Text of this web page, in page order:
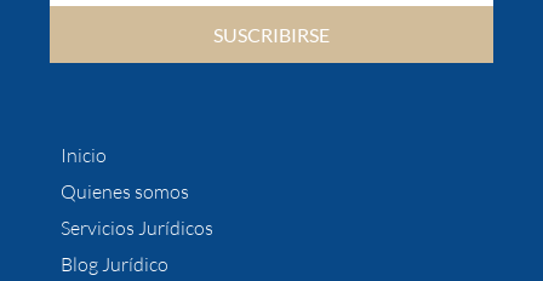
SUSCRIBIRSE
Inicio
Quienes somos
Servicios Jurídicos
Blog Jurídico